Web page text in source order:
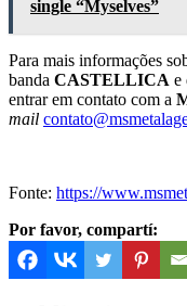
single “Myselves”
Para mais informações
banda CASTELLICA e
entrar em contato com a
mail
Fonte: https://
Por favor, compartí: